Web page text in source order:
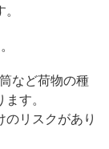
など荷物の種
す。
リスクがあり